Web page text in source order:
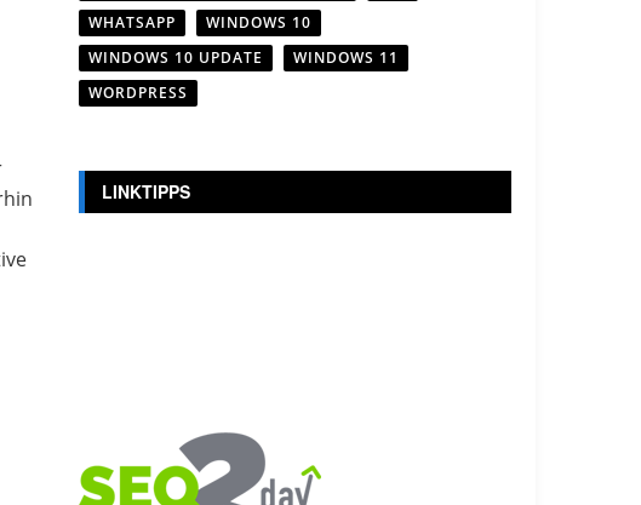
WHATSAPP
WINDOWS 10
WINDOWS 10 UPDATE
WINDOWS 11
WORDPRESS
LINKTIPPS